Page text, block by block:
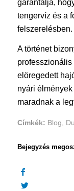
garantálja,
tengervíz és a
felszerelésben.
A történet
elöregedett
nyári
maradnak a
Címkék: Blog
Bejegyzés